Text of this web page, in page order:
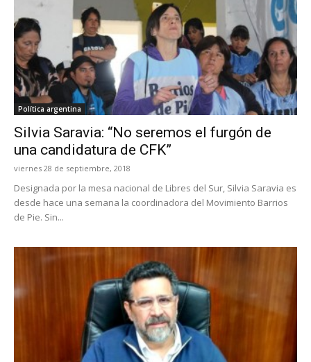
Política argentina
Silvia Saravia: “No seremos el furgón de
una candidatura de CFK”
viernes 28 de septiembre, 2018
Designada por la mesa nacional de Libres del Sur, Silvia Saravia es
desde hace una semana la coordinadora del Movimiento Barrios
de Pie. Sin...